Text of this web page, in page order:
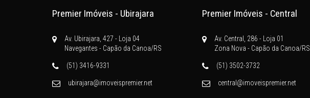
Premier Imóveis - Ubirajara
Av. Ubirajara, 427 - Loja 04
Navegantes - Capão da Canoa/RS
(51) 3416-9331
ubirajara@imoveispremier.net
Premier Imóveis - Central
Av. Central, 286 - Loja 01
Zona Nova - Capão da Canoa/RS
(51) 3502-3732
central@imoveispremier.net